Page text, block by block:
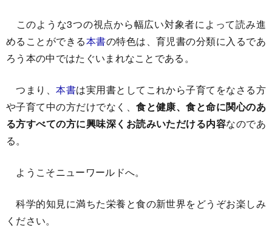
このような3つの視点から幅広い対象者によって読み進
めることができる本書の特色は、育児書の分類に入るであ
ろう本の中ではたぐいまれなことである。
つまり、本書は実用書としてこれから子育てをなさる方
や子育て中の方だけでなく、食と健康、食と命に関心のあ
る方すべての方に興味深くお読みいただける内容なのであ
る。
ようこそニューワールドへ。
科学的知見に満ちた栄養と食の新世界をどうぞお楽しみ
ください。